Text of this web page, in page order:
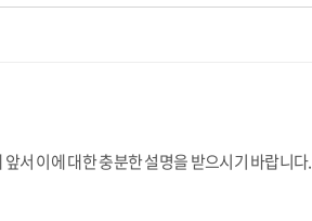
서 이에 대한 충분한 설명을 받으시기 바랍니다.